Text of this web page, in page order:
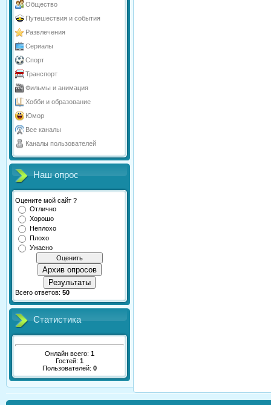
Общество
Путешествия и события
Развлечения
Сериалы
Спорт
Транспорт
Фильмы и анимация
Хобби и образование
Юмор
Все каналы
Каналы пользователей
Наш опрос
Оцените мой сайт ?
Отлично
Хорошо
Неплохо
Плохо
Ужасно
Архив опросов
Результаты
Всего ответов: 50
Статистика
Онлайн всего: 1
Гостей: 1
Пользователей: 0